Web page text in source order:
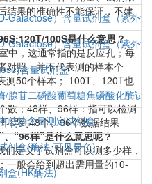
结果的准确性不能保证，不建
100S是什么意思？
，这通常指的是反应孔；每
对照；并不代表测的样本个
测50个样本； 100T、120T也
数；48样、96样：指可以检测
得到48个、96个数据结果
“96样”是什么意思呢？
定义了试剂盒可以测多少样，
一般会给到超出需用量的10-
Galactose）含量试剂盒（紫外
Galactose）含量试剂盒（紫外
含量试剂盒
/腺苷二磷酸葡萄糖焦磷酸化酶试
总糖含量测定试剂盒
剂盒(酶法-可见显色)
盒(HK酶法)